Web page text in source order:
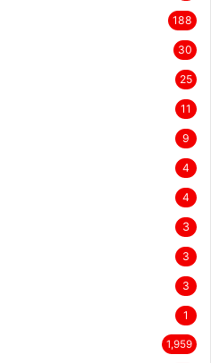
188
30
25
11
9
4
4
3
3
3
1
1,959